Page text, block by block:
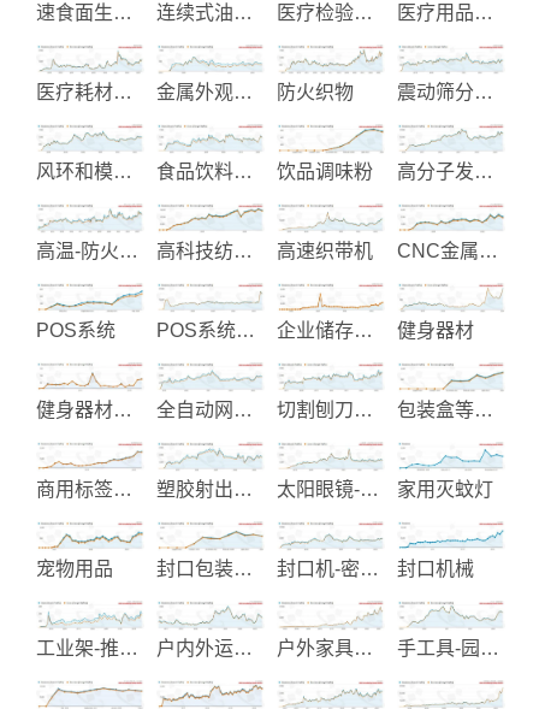
速食面生产线设备 连续式油炸机 医疗检验试剂 医疗用品设备
医疗耗材产品 金属外观表面处理加工服务 防火织物 震动筛分过滤机
风环和模头制造 食品饮料及包装处理机械 饮品调味粉 高分子发泡材料制造
高温-防火-断热-吸音材料 高科技纺织布料 高速织带机 CNC金属与塑胶加工
POS系统 POS系统主机设备制造 企业储存解决方案 健身器材
健身器材显示仪表控制 全自动网版印刷机械 切割刨刀具制造 包装盒等用品彩色印刷
商用标签贴纸印刷 塑胶射出和EMS电子代工 太阳眼镜-安全眼镜及和安全手电筒 家用灭蚊灯
宠物用品 封口包装机械 封口机-密封机 封口机械
工业架-推车和储存设备 户内外运动软硬用品 户外家具和活动帐篷制造 手工具-园艺用锯子